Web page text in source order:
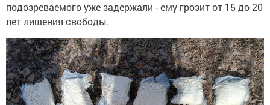
подозреваемого уже задержали - ему грозит от 15 до 20
лет лишения свободы.